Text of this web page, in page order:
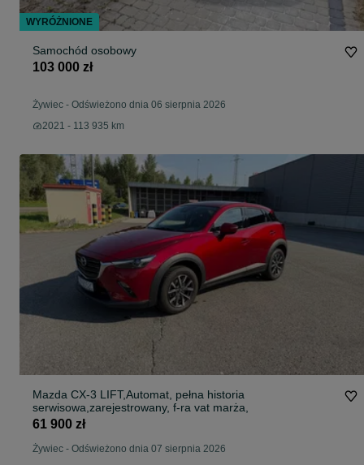
Samochód osobowy
103 000 zł
Żywiec - Odświeżono dnia 06 sierpnia 2026
2021 - 113 935 km
Mazda CX-3 LIFT,Automat, pełna historia
serwisowa,zarejestrowany, f-ra vat marża,
61 900 zł
Żywiec - Odświeżono dnia 07 sierpnia 2026
WYRÓŻNIONE